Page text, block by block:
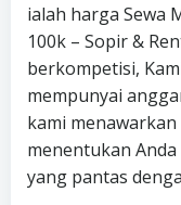
ialah harga Sewa
100k – Sopir &
berkompetisi,
mempunyai
kami
menentukan
yang pantas